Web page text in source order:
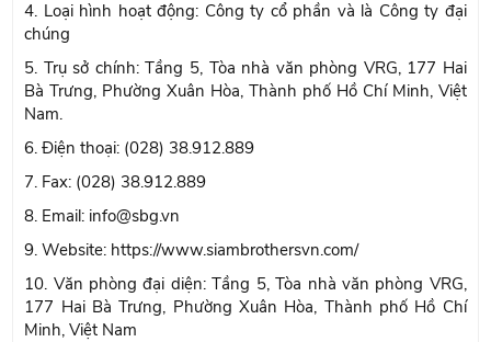
4. Loại hình hoạt động: Công ty cổ phần và là Công ty đại
chúng
5. Trụ sở chính: Tầng 5, Tòa nhà văn phòng VRG, 177 Hai
Bà Trưng, Phường Xuân Hòa, Thành phố Hồ Chí Minh, Việt
Nam.
6. Điện thoại: (028) 38.912.889
7. Fax: (028) 38.912.889
8. Email: info@sbg.vn
9. Website: https://www.siambrothersvn.com/
10. Văn phòng đại diện: Tầng 5, Tòa nhà văn phòng VRG,
177 Hai Bà Trưng, Phường Xuân Hòa, Thành phố Hồ Chí
Minh, Việt Nam